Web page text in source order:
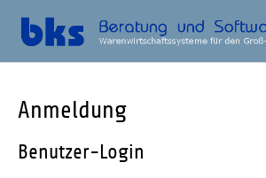
Anmeldung
Benutzer-Login